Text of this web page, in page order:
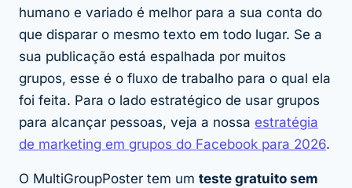
humano e variado é melhor para a sua conta do
que disparar o mesmo texto em todo lugar. Se a
sua publicação está espalhada por muitos
grupos, esse é o fluxo de trabalho para o qual ela
foi feita. Para o lado estratégico de usar grupos
para alcançar pessoas, veja a nossa estratégia
de marketing em grupos do Facebook para 2026.
O MultiGroupPoster tem um teste gratuito sem